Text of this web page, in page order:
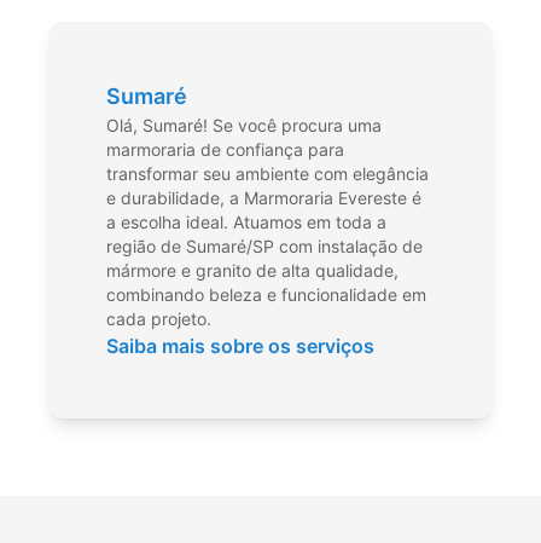
Sumaré
Olá, Sumaré! Se você procura uma
marmoraria de confiança para
transformar seu ambiente com elegância
e durabilidade, a Marmoraria Evereste é
a escolha ideal. Atuamos em toda a
região de Sumaré/SP com instalação de
mármore e granito de alta qualidade,
combinando beleza e funcionalidade em
cada projeto.
Saiba mais sobre os serviços